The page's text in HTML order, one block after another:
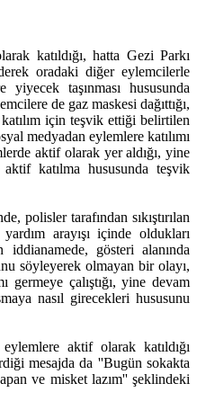
katıldığı, hatta Gezi Parkı
oradaki diğer eylemcilerle
taşınması hususunda
de gaz maskesi dağıttığı,
için teşvik ettiği belirtilen
medyadan eylemlere katılımı
aktif olarak yer aldığı, yine
aktif katılma hususunda teşvik
polisler tarafından sıkıştırılan
arayışı içinde oldukları
gösteri alanında
söyleyerek olmayan bir olayı,
germeye çalıştığı, yine devam
nasıl girecekleri hususunu
aktif olarak katıldığı
mesajda da ''Bugün sokakta
ve misket lazım'' şeklindeki